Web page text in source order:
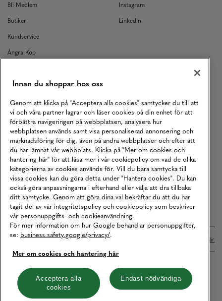
Bli Medlem
Butiker
Kundservice
Ångra Köp
Returer
Köpvillkor
Karriär
Vårt Ansvar
Våra Tjänster
Press
Studentrabatt
B2B
Tillgänglighetsredogörelse
Instagram
LinkedIn
Betalningar online sköts i samarbete med Klarna. Läs mer här
Cookies Integritetspolicy
Hantera cookies
Innan du shoppar hos oss
Genom att klicka på "Acceptera alla cookies" samtycker du till att
vi och våra partner lagrar och läser cookies på din enhet för att
förbättra navigeringen på webbplatsen, analysera hur
webbplatsen används samt visa personaliserad annonsering och
marknadsföring för dig, även på andra webbplatser och efter att
du har lämnat vår webbplats. Klicka på "Mer om cookies och
hantering här" för att läsa mer i vår cookiepolicy om vad de olika
kategorierna av cookies används för. Vill du bara samtycka till
vissa cookies kan du göra detta under "Hantera cookies". Du kan
också göra anpassningarna i efterhand eller välja att dra tillbaka
ditt samtycke. Genom att göra dina val bekräftar du att du har
tagit del av vår integritetspolicy och cookiepolicy som beskriver
vår personuppgifts- och cookieanvändning.
För mer information om hur Google behandlar personuppgifter,
se: business.safety.google/privacy/.
Mer om cookies och hantering här
Acceptera alla
cookies
Endast nödvändiga